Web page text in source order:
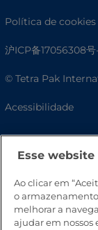
Política de cookies
沪ICP备17056308号
© Tetra Pak
Acessibilidade
Esse
Ao clicar em
o
melhorar a
ajudar em nossos